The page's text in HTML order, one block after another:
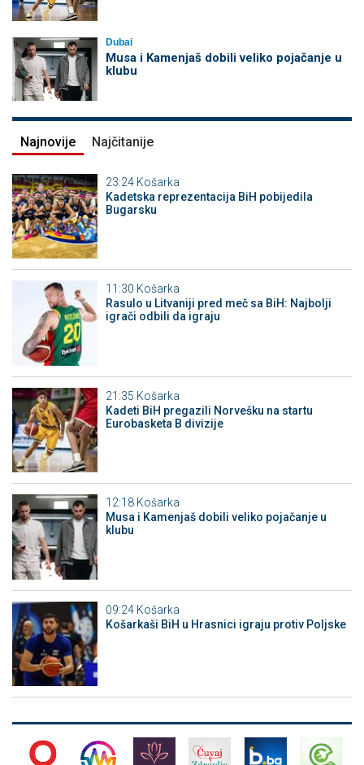
Dubai
Musa i Kamenjaš dobili veliko pojačanje u
klubu
Najnovije Najčitanije
23:24 Košarka
Kadetska reprezentacija BiH pobijedila
Bugarsku
11:30 Košarka
Rasulo u Litvaniji pred meč sa BiH: Najbolji
igrači odbili da igraju
21:35 Košarka
Kadeti BiH pregazili Norvešku na startu
Eurobasketa B divizije
12:18 Košarka
Musa i Kamenjaš dobili veliko pojačanje u
klubu
09:24 Košarka
Košarkaši BiH u Hrasnici igraju protiv Poljske